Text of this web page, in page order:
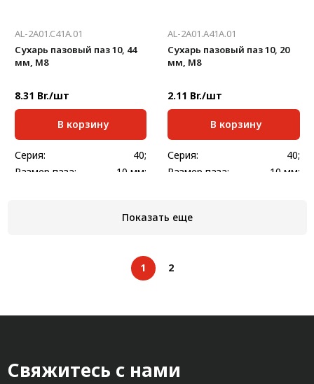
AL-2A01.C41A.01
Сухарь пазовый паз 10, 44
мм, M8
8.31 Br./шт
В корзину
Серия:
40;
Размер паза:
10 мм;
AL-2A01.A41A.01
Сухарь пазовый паз 10, 20
мм, М8
2.11 Br./шт
В корзину
Серия:
40;
Размер паза:
10 мм;
Показать еще
1 2
Свяжитесь с нами